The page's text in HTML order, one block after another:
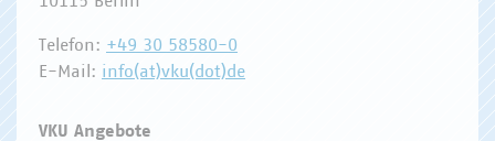
Telefon: +49 30 58580-0
E-Mail: info(at)vku(dot)de
VKU Angebote